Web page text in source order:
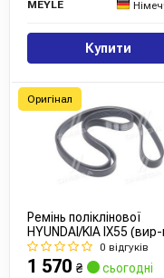
MEYLE
Купити
Ремінь поліклінової
HYUNDAI/KIA IX55
Mobis)
0 відгуків
1 570 ₴ сьогодні
Оригінал